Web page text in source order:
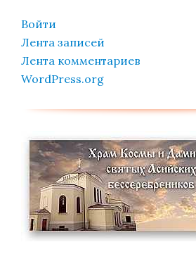
Войти
Лента записей
Лента комментариев
WordPress.org